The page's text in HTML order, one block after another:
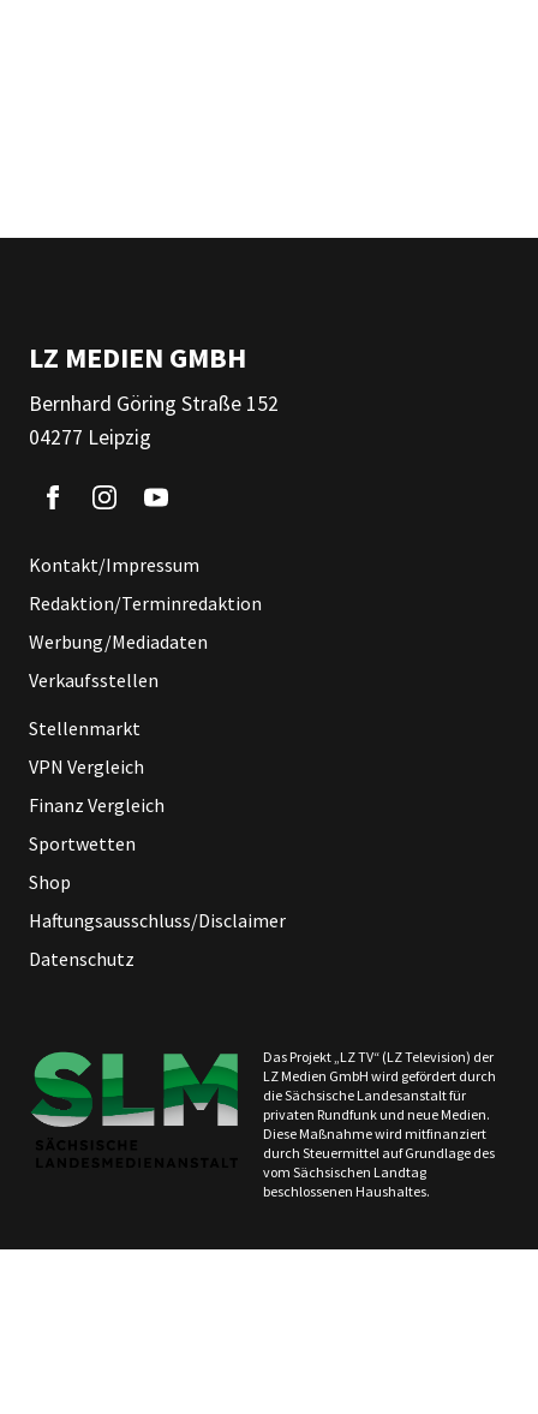
LZ MEDIEN GMBH
Bernhard Göring Straße 152
04277 Leipzig
Kontakt/Impressum
Redaktion/Terminredaktion
Werbung/Mediadaten
Verkaufsstellen
Stellenmarkt
VPN Vergleich
Finanz Vergleich
Sportwetten
Shop
Haftungsausschluss/Disclaimer
Datenschutz
Das Projekt „LZ TV“ (LZ Television) der
LZ Medien GmbH wird gefördert durch
die Sächsische Landesanstalt für
privaten Rundfunk und neue Medien.
Diese Maßnahme wird mitfinanziert
durch Steuermittel auf Grundlage des
vom Sächsischen Landtag
beschlossenen Haushaltes.